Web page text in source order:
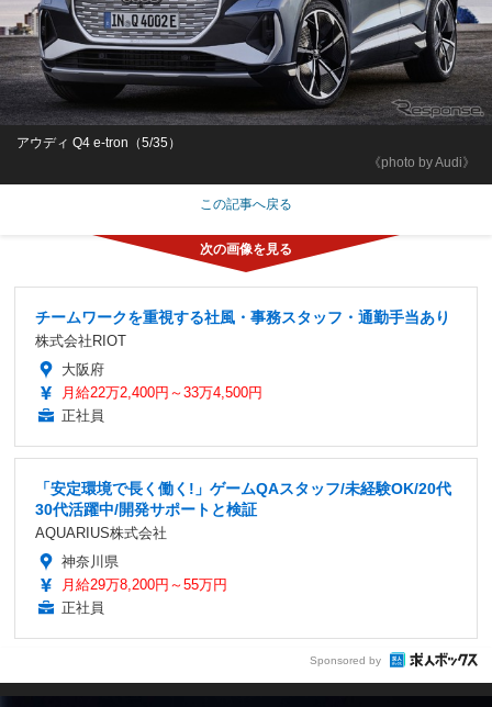
《photo by Audi》
アウディ Q4 e-tron（5/35）
この記事へ戻る
チームワークを重視する社風・事務スタッフ・通勤手当あり
株式会社RIOT
大阪府
月給22万2,400円～33万4,500円
正社員
「安定環境で長く働く!」ゲームQAスタッフ/未経験OK/20代
30代活躍中/開発サポートと検証
AQUARIUS株式会社
神奈川県
月給29万8,200円～55万円
正社員
Sponsored by